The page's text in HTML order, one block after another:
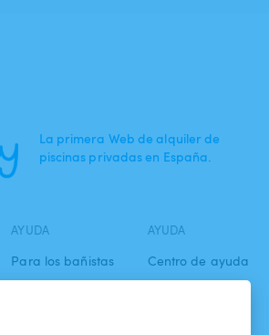
La primera Web de alquiler de
piscinas privadas en España.
AYUDA
Para los bañistas
AYUDA
Centro de ayuda